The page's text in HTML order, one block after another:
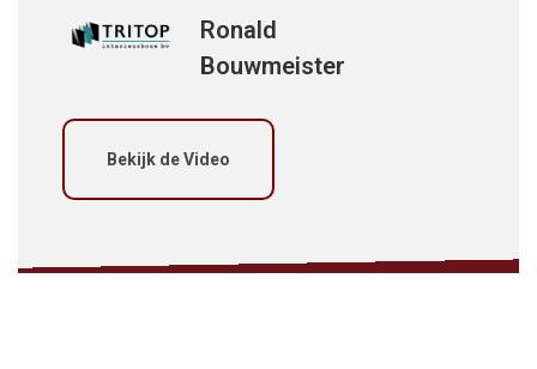
Ronald
Bouwmeister
Bekijk de Video